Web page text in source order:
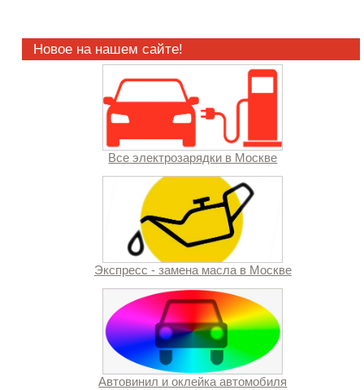
Новое на нашем сайте!
Все электрозарядки в Москве
Экспресс - замена масла в Москве
Автовинил и оклейка автомобиля